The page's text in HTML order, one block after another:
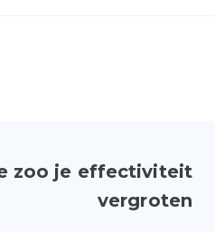
zoo je effectiviteit
vergroten